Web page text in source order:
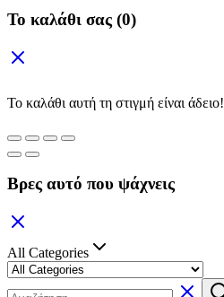
Το καλάθι σας (0)
Το καλάθι αυτή τη στιγμή είναι άδειο!
Βρες αυτό που ψάχνεις
All Categories